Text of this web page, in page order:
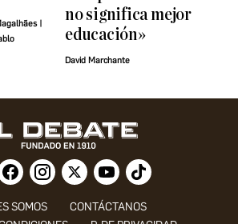
|
no significa mejor
educación»
David Marchante
SOMOS
CONTÁCTANOS